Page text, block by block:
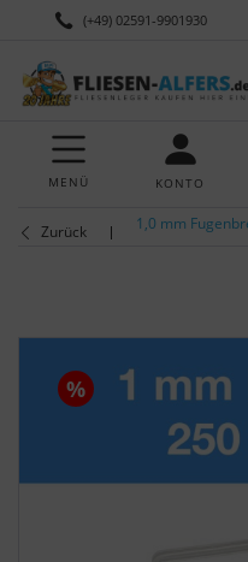
(+49) 02591-9901930
MENÜ KONTO
Zurück 1,0 mm
%